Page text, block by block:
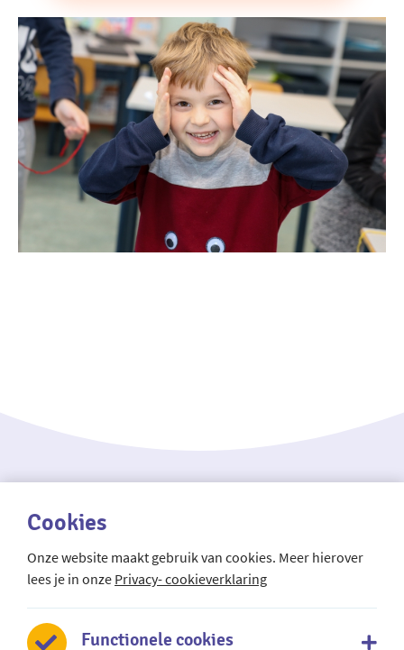
Mundus regionale taalschool
De Oude Wereld 52
2408 JV Alphen aan den Rijn
Cookies
Onze website maakt gebruik van cookies. Meer hierover
lees je in onze Privacy- cookieverklaring
Functionele cookies